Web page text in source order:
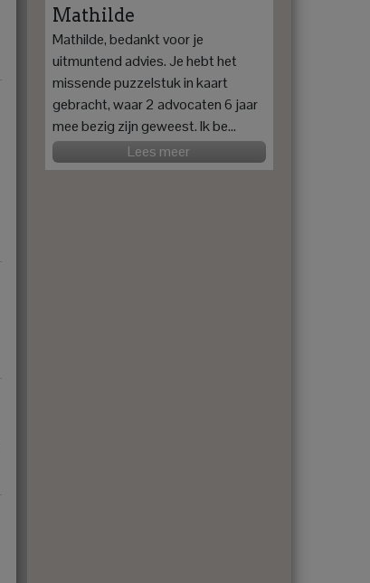
Mathilde
Mathilde, bedankt voor je
uitmuntend advies. Je hebt het
missende puzzelstuk in kaart
gebracht, waar 2 advocaten 6 jaar
mee bezig zijn geweest. Ik be...
Lees meer